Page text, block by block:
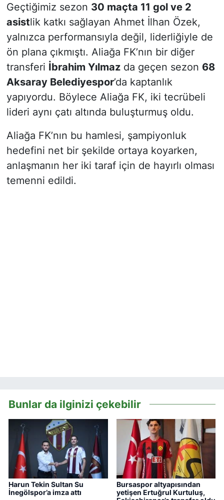
Geçtiğimiz sezon 30 maçta 11 gol ve 2
asistlik katkı sağlayan Ahmet İlhan Özek,
yalnızca performansıyla değil, liderliğiyle de
ön plana çıkmıştı. Aliağa FK’nın bir diğer
transferi İbrahim Yılmazda geçen sezon 68
Aksaray Belediyespor’da kaptanlık
yapıyordu. Böylece Aliağa FK, iki tecrübeli
lideri aynı çatı altında buluşturmuş oldu.
Aliağa FK’nın bu hamlesi, şampiyonluk
hedefini net bir şekilde ortaya koyarken,
anlaşmanın her iki taraf için de hayırlı olması
temenni edildi.
Bunlar da ilginizi çekebilir
Harun Tekin Sultan Su
İnegölspor’a imza attı
Bursaspor altyapısından
yetişen Ertuğrul Kurtuluş,